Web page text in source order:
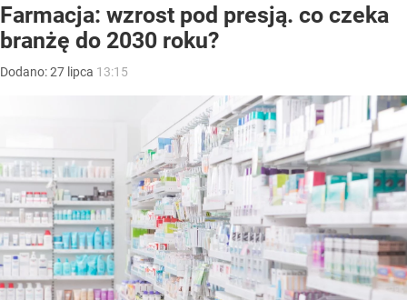
Farmacja: wzrost pod presją. co czeka
branżę do 2030 roku?
Dodano:27 lipca 13:15